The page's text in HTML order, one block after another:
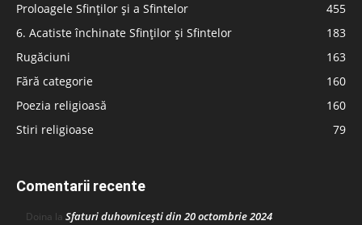
Proloagele Sfinților și a Sfintelor
455
6. Acatiste închinate Sfinților și Sfintelor
183
Rugăciuni
163
Fără categorie
160
Poezia religioasă
160
Stiri religioase
79
Comentarii recente
Doina la Sfaturi duhovnicești din 20 octombrie 2024